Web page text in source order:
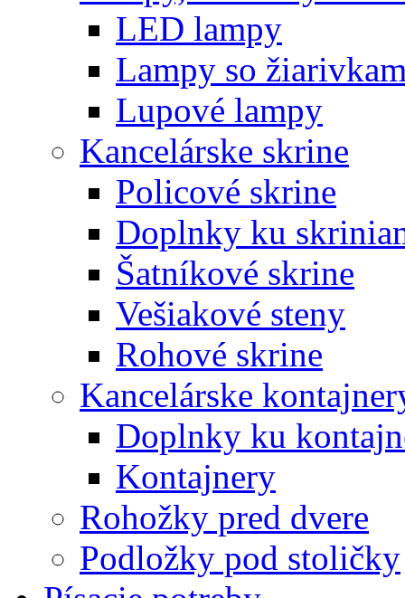
LED lampy
Lampy so
Lupové lampy
Kancelárske skrine
Policové skrine
Doplnky ku
Šatníkové skrine
Vešiakové steny
Rohové skrine
Kancelárske
Doplnky ku
Kontajnery
Rohožky pred dvere
Podložky pod stoličky